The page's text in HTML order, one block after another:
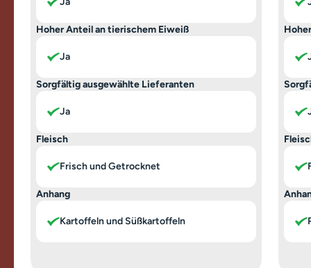
Hoher Anteil an tierischem Eiweiß
Ja
Sorgfältig ausgewählte Lieferanten
Ja
Fleisch
Frisch und Getrocknet
Anhang
Kartoffeln und Süßkartoffeln